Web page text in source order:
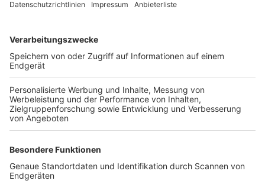
TOP-VEREINE
TOP-PARTNER